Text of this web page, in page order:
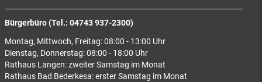
Bürgerbüro (Tel.: 04743 937-2300)
Montag, Mittwoch, Freitag: 08:00 - 13:00 Uhr
Dienstag, Donnerstag: 08:00 - 18:00 Uhr
Rathaus Langen: zweiter Samstag im Monat
Rathaus Bad Bederkesa: erster Samstag im Monat